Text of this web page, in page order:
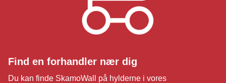
Find en forhandler nær dig
Du kan finde SkamoWall på hylderne i vores